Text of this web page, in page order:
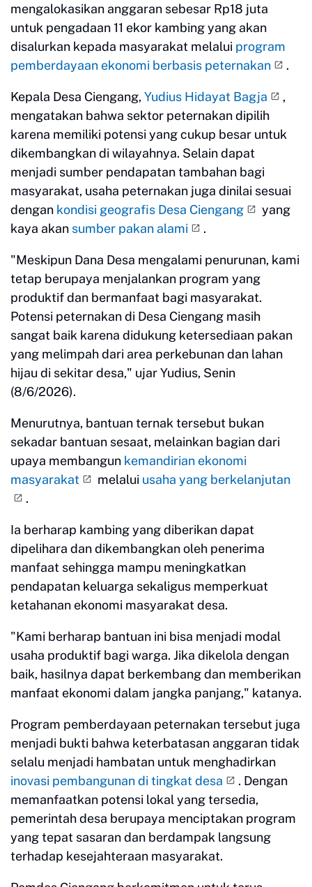
mengalokasikan anggaran sebesar Rp18 juta
untuk pengadaan 11 ekor kambing yang akan
disalurkan kepada masyarakat melalui program
pemberdayaan ekonomi berbasis peternakan
.
Kepala Desa Ciengang, Yudius Hidayat Bagja
,
mengatakan bahwa sektor peternakan dipilih
karena memiliki potensi yang cukup besar untuk
dikembangkan di wilayahnya. Selain dapat
menjadi sumber pendapatan tambahan bagi
masyarakat, usaha peternakan juga dinilai sesuai
dengan kondisi geografis Desa Ciengang
yang
kaya akan sumber pakan alami .
"Meskipun Dana Desa mengalami penurunan, kami
tetap berupaya menjalankan program yang
produktif dan bermanfaat bagi masyarakat.
Potensi peternakan di Desa Ciengang masih
sangat baik karena didukung ketersediaan pakan
yang melimpah dari area perkebunan dan lahan
hijau di sekitar desa," ujar Yudius, Senin
(8/6/2026).
Menurutnya, bantuan ternak tersebut bukan
sekadar bantuan sesaat, melainkan bagian dari
upaya membangun kemandirian ekonomi
masyarakat
melalui usaha yang berkelanjutan
.
Ia berharap kambing yang diberikan dapat
dipelihara dan dikembangkan oleh penerima
manfaat sehingga mampu meningkatkan
pendapatan keluarga sekaligus memperkuat
ketahanan ekonomi masyarakat desa.
"Kami berharap bantuan ini bisa menjadi modal
usaha produktif bagi warga. Jika dikelola dengan
baik, hasilnya dapat berkembang dan memberikan
manfaat ekonomi dalam jangka panjang," katanya.
Program pemberdayaan peternakan tersebut juga
menjadi bukti bahwa keterbatasan anggaran tidak
selalu menjadi hambatan untuk menghadirkan
inovasi pembangunan di tingkat desa
. Dengan
memanfaatkan potensi lokal yang tersedia,
pemerintah desa berupaya menciptakan program
yang tepat sasaran dan berdampak langsung
terhadap kesejahteraan masyarakat.